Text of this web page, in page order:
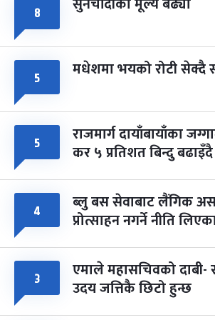
८
५ मधेशमा भयको रोटी सेक्दै
५ राजमार्ग दायाँबायाँका
कर ५ प्रतिशत बिन्दु बढाइँदै
४ ब्लु बस सेवाबाट लैंगिक
प्रोत्साहन नगर्ने नीति
३ एमाले महासचिवको दाबी-
उदय जत्तिकै छिटो हुन्छ